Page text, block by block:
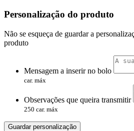
Personalização do produto
Não se esqueça de guardar a
produto
Mensagem a inserir no bolo
car. máx
Observações que queira transmitir
250 car. máx
Guardar personalização